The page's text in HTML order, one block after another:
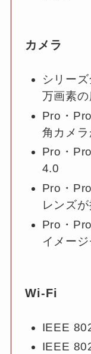
カメラ
シリー
万画素
Pro・
角カメ
Pro・
4.0
Pro・
レンズ
Pro・
イメー
Wi-Fi
IEEE
IEEE